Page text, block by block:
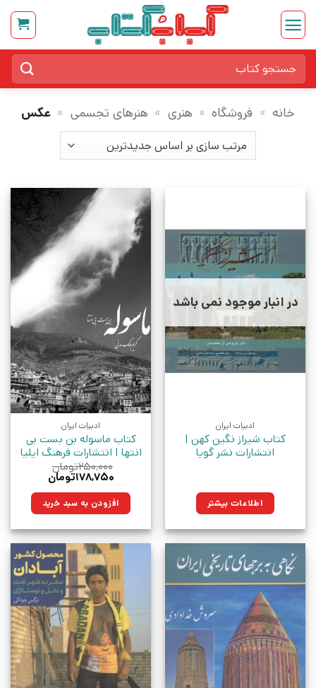
Skip
content
برای:
خانه » فروشگاه » هنری » هنرهای تجسمی » عکس
در انبار موجود نمی باشد
ادبیات ایران
کتاب شیراز نگین کهن |
انتشارات نشر گویا
اطلاعات بیشتر
ادبیات ایران
کتاب ماسوله بن بست بی
انتها | انتشارات فرهنگ ایلیا
۲۵۰,۰۰۰تومان
قیمت
۲۵۰,۰۰۰تومان
بود.
۱۷۸,۷۵۰تومان
۱۷۸,۷۵۰تومان.افزودن به سبد خرید